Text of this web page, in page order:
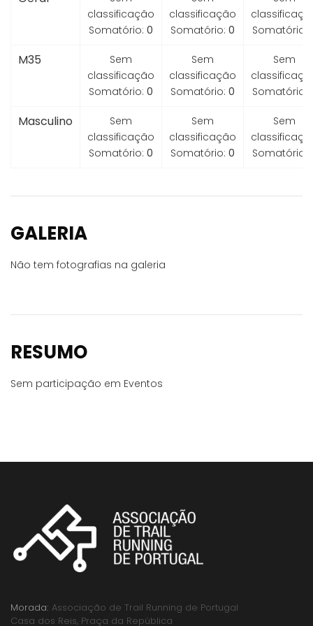
classificação
Somatório: 0
classificação
Somatório: 0
Somatório:
M35
Sem
classificação
Somatório: 0
Sem
classificação
Somatório: 0
Sem
Somatório:
Masculino
Sem
classificação
Somatório: 0
Sem
classificação
Somatório: 0
Sem
Somatório:
GALERIA
Não tem fotografias na galeria
RESUMO
Sem participação em Eventos
Morada: Associação de Trail Running de Portugal
Casa dos Reis, Praça da República